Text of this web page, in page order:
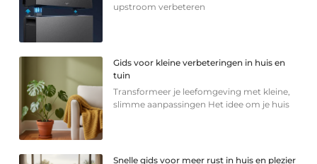
upstroom verbeteren
Gids voor kleine verbeteringen in huis en
tuin
Transformeer je leefomgeving met kleine,
slimme aanpassingen Het idee om je huis
Snelle gids voor meer rust in huis en plezier